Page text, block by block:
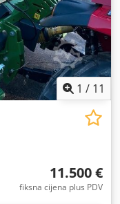
1 / 11
11.500 €
fiksna cijena plus PDV